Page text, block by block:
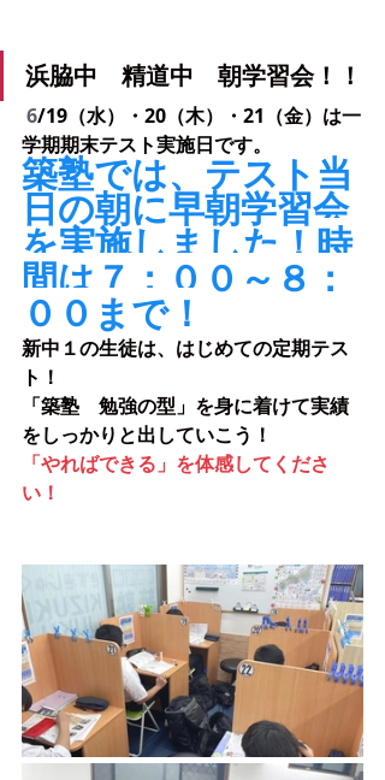
浜脇中　精道中　朝学習会！！
6/19（水）・20（木）・21（金）は一
学期期末テスト実施日です。
築塾では、テスト当
日の朝に早朝学習会
を実施しました！時
間は７：００～８：
００まで！
新中１の生徒は、はじめての定期テス
ト！
「築塾　勉強の型」を身に着けて実績
をしっかりと出していこう！
「やればできる」を体感してくださ
い！